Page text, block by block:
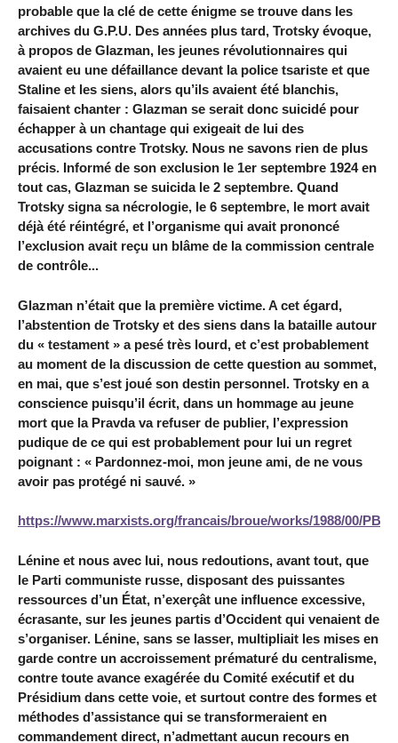
probable que la clé de cette énigme se trouve dans les
archives du G.P.U. Des années plus tard, Trotsky évoque,
à propos de Glazman, les jeunes révolutionnaires qui
avaient eu une défaillance devant la police tsariste et que
Staline et les siens, alors qu’ils avaient été blanchis,
faisaient chanter : Glazman se serait donc suicidé pour
échapper à un chantage qui exigeait de lui des
accusations contre Trotsky. Nous ne savons rien de plus
précis. Informé de son exclusion le 1er septembre 1924 en
tout cas, Glazman se suicida le 2 septembre. Quand
Trotsky signa sa nécrologie, le 6 septembre, le mort avait
déjà été réintégré, et l’organisme qui avait prononcé
l’exclusion avait reçu un blâme de la commission centrale
de contrôle...
Glazman n’était que la première victime. A cet égard,
l’abstention de Trotsky et des siens dans la bataille autour
du « testament » a pesé très lourd, et c’est probablement
au moment de la discussion de cette question au sommet,
en mai, que s’est joué son destin personnel. Trotsky en a
conscience puisqu’il écrit, dans un hommage au jeune
mort que la Pravda va refuser de publier, l’expression
pudique de ce qui est probablement pour lui un regret
poignant : « Pardonnez-moi, mon jeune ami, de ne vous
avoir pas protégé ni sauvé. »
https://www.marxists.org/francais/broue/works/1988/00/
Lénine et nous avec lui, nous redoutions, avant tout, que
le Parti communiste russe, disposant des puissantes
ressources d’un État, n’exerçât une influence excessive,
écrasante, sur les jeunes partis d’Occident qui venaient de
s’organiser. Lénine, sans se lasser, multipliait les mises en
garde contre un accroissement prématuré du centralisme,
contre toute avance exagérée du Comité exécutif et du
Présidium dans cette voie, et surtout contre des formes et
méthodes d’assistance qui se transformeraient en
commandement direct, n’admettant aucun recours en